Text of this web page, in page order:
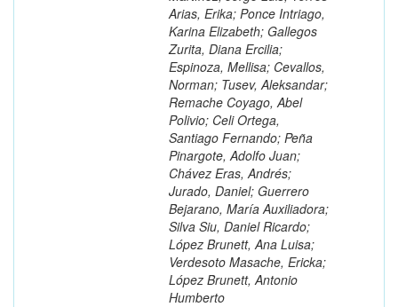
Arias, Erika; Ponce Intriago,
Karina Elizabeth; Gallegos
Zurita, Diana Ercilia;
Espinoza, Mellisa; Cevallos,
Norman; Tusev, Aleksandar;
Remache Coyago, Abel
Polivio; Celi Ortega,
Santiago Fernando; Peña
Pinargote, Adolfo Juan;
Chávez Eras, Andrés;
Jurado, Daniel; Guerrero
Bejarano, María Auxiliadora;
Silva Siu, Daniel Ricardo;
López Brunett, Ana Luisa;
Verdesoto Masache, Ericka;
López Brunett, Antonio
Humberto